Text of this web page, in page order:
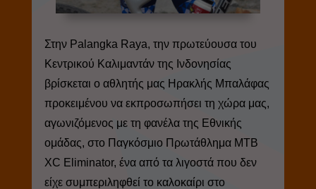
Στην Palangka Raya, την πρωτεύουσα του
Κεντρικού Καλιμαντάν της Ινδονησίας
βρίσκεται ο αθλητής μας Ηρακλής Μπαλάφας
προκειμένου να εκπροσωπήσει τη χώρα μας,
αγωνιζόμενος με τη φανέλα της Εθνικής
ομάδας, στο Παγκόσμιο Πρωτάθλημα MTB
XC Eliminator, ένα από τα λιγοστά που δεν
είχε συμπεριληφθεί το καλοκαίρι στο